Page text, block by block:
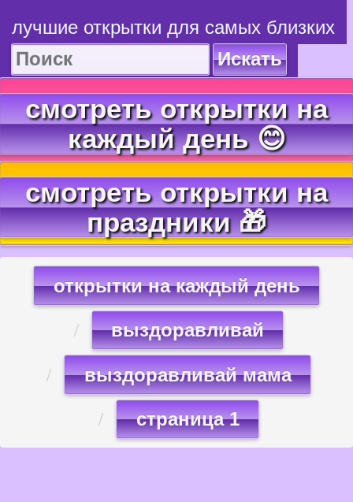
лучшие открытки для самых близких
Искать
смотреть открытки на
каждый день 😊
смотреть открытки на
праздники 🎁
открытки на каждый день
выздоравливай
выздоравливай мама
страница 1